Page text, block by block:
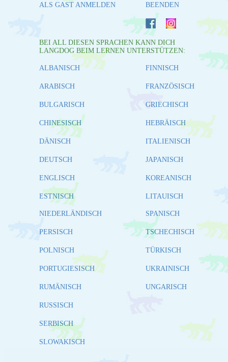
ALS GAST ANMELDEN BEENDEN
BEI ALL DIESEN SPRACHEN KANN DICH
LANGDOG BEIM LERNEN UNTERSTÜTZEN:
ALBANISCH
ARABISCH
BULGARISCH
CHINESISCH
DÄNISCH
DEUTSCH
ENGLISCH
ESTNISCH
FINNISCH
FRANZÖSISCH
GRIECHISCH
HEBRÄISCH
ITALIENISCH
JAPANISCH
KOREANISCH
LITAUISCH
NIEDERLÄNDISCH
PERSISCH
POLNISCH
PORTUGIESISCH
RUMÄNISCH
RUSSISCH
SERBISCH
SLOWAKISCH
SPANISCH
TSCHECHISCH
TÜRKISCH
UKRAINISCH
UNGARISCH